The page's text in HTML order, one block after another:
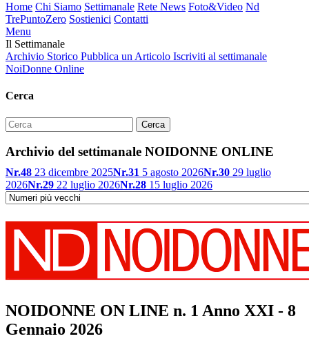
Home Chi Siamo Settimanale Rete News Foto&Video Nd
TrePuntoZero Sostienici Contatti
Menu
Il Settimanale
Archivio Storico Pubblica un Articolo Iscriviti al settimanale
NoiDonne Online
Cerca
Archivio del settimanale NOIDONNE ONLINE
Nr.48 23 dicembre 2025Nr.31 5 agosto 2026Nr.30 29 luglio
2026Nr.29 22 luglio 2026Nr.28 15 luglio 2026
NOIDONNE ON LINE n. 1 Anno XXI - 8
Gennaio 2026